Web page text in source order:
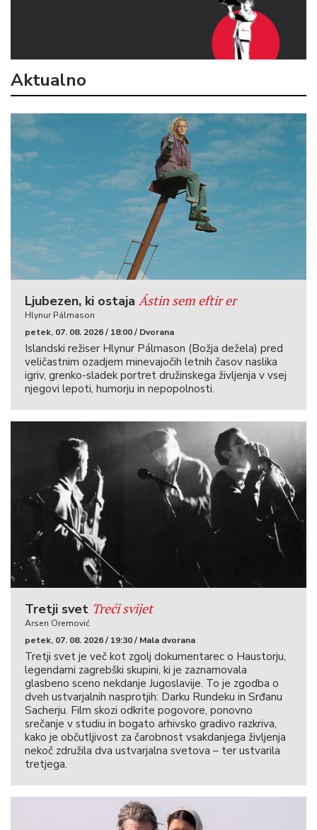
Aktualno
Ljubezen, ki ostaja Ástin sem eftir er
Hlynur Pálmason
petek, 07. 08. 2026 / 18:00 / Dvorana
Islandski režiser Hlynur Pálmason (Božja dežela) pred
veličastnim ozadjem minevajočih letnih časov naslika
igriv, grenko-sladek portret družinskega življenja v vsej
njegovi lepoti, humorju in nepopolnosti.
Tretji svet Treći svijet
Arsen Oremović
petek, 07. 08. 2026 / 19:30 / Mala dvorana
Tretji svet je več kot zgolj dokumentarec o Haustorju,
legendarni zagrebški skupini, ki je zaznamovala
glasbeno sceno nekdanje Jugoslavije. To je zgodba o
dveh ustvarjalnih nasprotjih: Darku Rundeku in Srđanu
Sacherju. Film skozi odkrite pogovore, ponovno
srečanje v studiu in bogato arhivsko gradivo razkriva,
kako je občutljivost za čarobnost vsakdanjega življenja
nekoč združila dva ustvarjalna svetova – ter ustvarila
tretjega.